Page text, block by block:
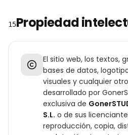
15Propiedad
El sitio web, los textos,
bases de datos,
visuales y cualquier
desarrollado por
exclusiva de
S.L. o de sus
reproducción, copia,